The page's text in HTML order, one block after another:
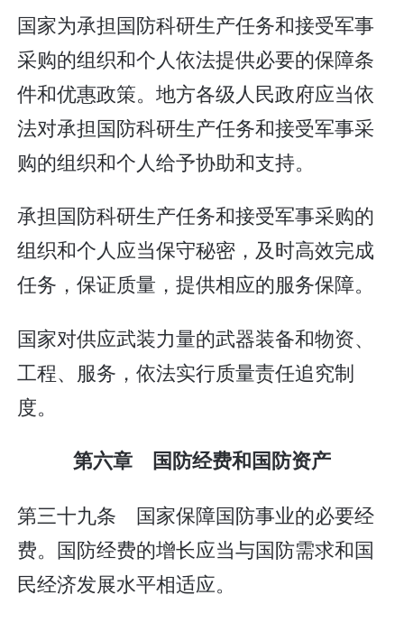
国家为承担国防科研生产任务和接受军事
采购的组织和个人依法提供必要的保障条
件和优惠政策。地方各级人民政府应当依
法对承担国防科研生产任务和接受军事采
购的组织和个人给予协助和支持。
承担国防科研生产任务和接受军事采购的
组织和个人应当保守秘密，及时高效完成
任务，保证质量，提供相应的服务保障。
国家对供应武装力量的武器装备和物资、
工程、服务，依法实行质量责任追究制
度。
第六章 国防经费和国防资产
第三十九条 国家保障国防事业的必要经
费。国防经费的增长应当与国防需求和国
民经济发展水平相适应。